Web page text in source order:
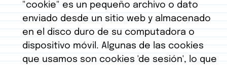
"cookie" es un pequeño archivo o dato
enviado desde un sitio web y almacenado
en el disco duro de su computadora o
dispositivo móvil. Algunas de las cookies
que usamos son cookies 'de sesión', lo que